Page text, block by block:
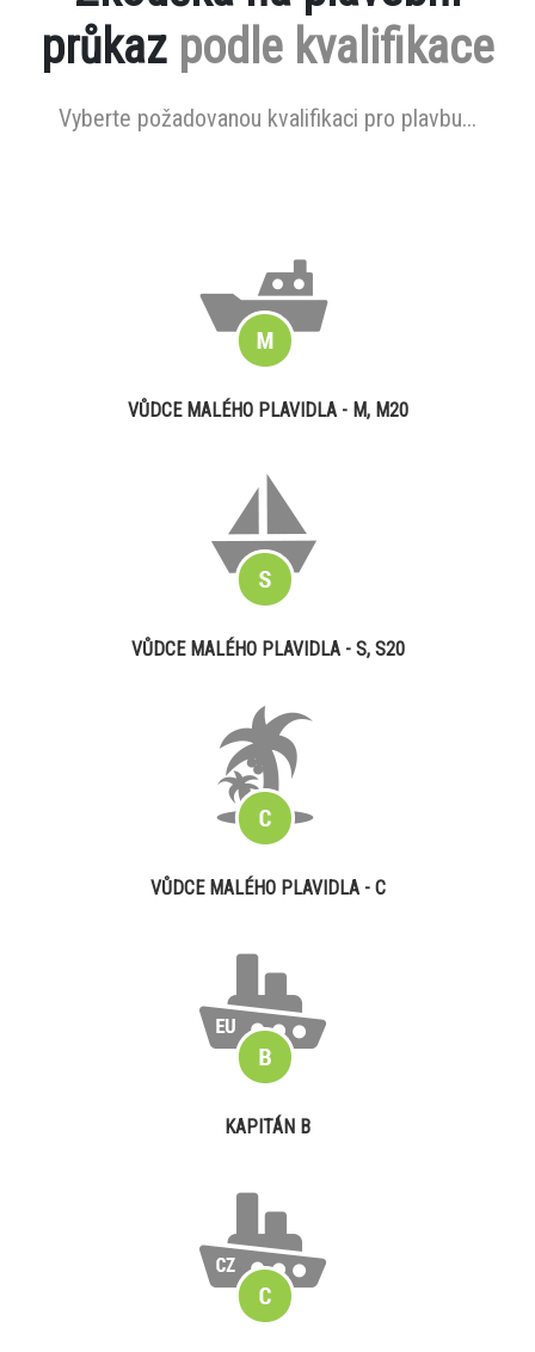
průkaz podle kvalifikace
Vyberte požadovanou kvalifikaci pro plavbu...
VŮDCE MALÉHO PLAVIDLA - M, M20
VŮDCE MALÉHO PLAVIDLA - S, S20
VŮDCE MALÉHO PLAVIDLA - C
KAPITÁN B